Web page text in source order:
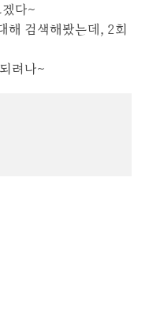
다~
해 검색해봤는데, 2회
려나~